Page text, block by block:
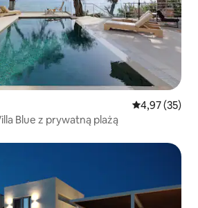
Średnia
4,97 (35)
Blue z prywatną plażą